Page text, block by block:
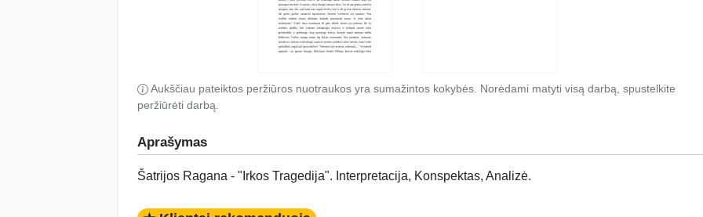
Aukščiau pateiktos peržiūros nuotraukos yra sumažintos kokybės. Norėdami matyti visą darbą, spustelkite
peržiūrėti darbą.
Aprašymas
Šatrijos Ragana - "Irkos Tragedija". Interpretacija, Konspektas, Analizė.